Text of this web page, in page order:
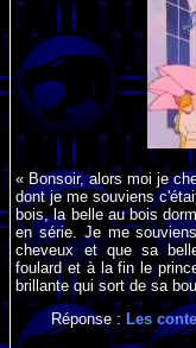
« Bonsoir, alors moi je
dont je me souviens
bois, la belle au bois
en série. Je me
cheveux et que sa
foulard et à la fin le
brillante qui sort de sa
Réponse : Les